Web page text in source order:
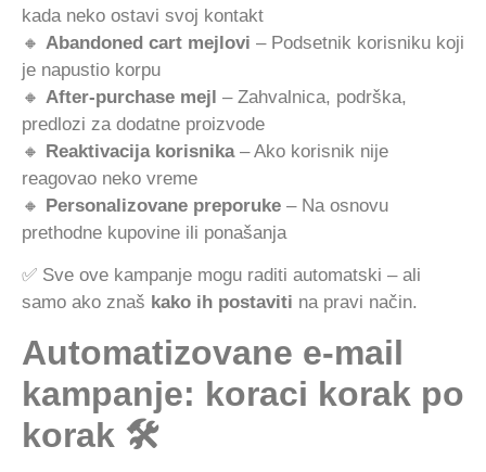
kada neko ostavi svoj kontakt
🔸 Abandoned cart mejlovi – Podsetnik korisniku koji
je napustio korpu
🔸 After-purchase mejl – Zahvalnica, podrška,
predlozi za dodatne proizvode
🔸 Reaktivacija korisnika– Ako korisnik nije
reagovao neko vreme
🔸 Personalizovane preporuke – Na osnovu
prethodne kupovine ili ponašanja
✅ Sve ove kampanje mogu raditi automatski – ali
samo ako znaš kako ih postaviti na pravi način.
Automatizovane e-mail
kampanje: koraci korak po
korak 🛠️